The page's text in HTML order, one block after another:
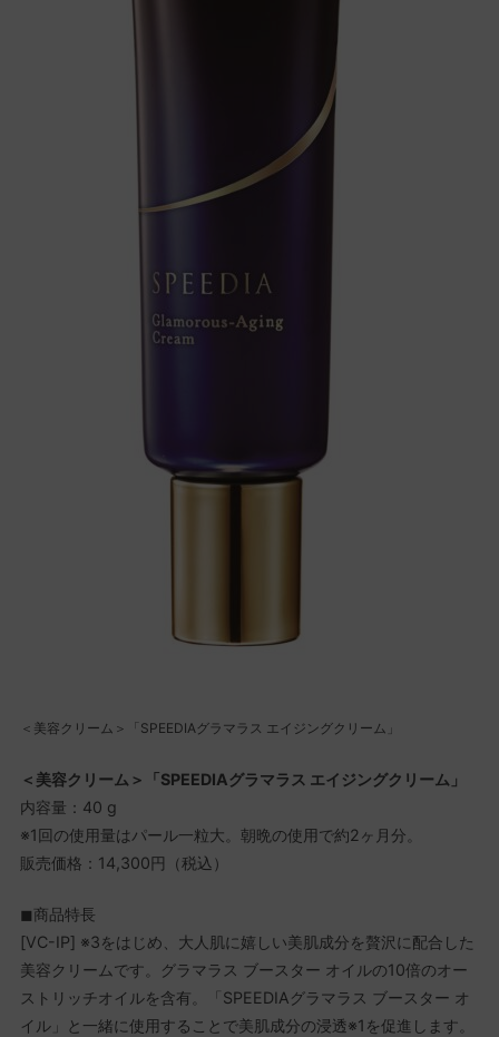
＜美容クリーム＞「SPEEDIAグラマラス エイジングクリーム」
＜美容クリーム＞「SPEEDIAグラマラス エイジングクリーム」
内容量：40 g
※1回の使用量はパール一粒大。朝晩の使用で約2ヶ月分。
販売価格：14,300円（税込）
◼商品特長
[VC-IP] ※3をはじめ、大人肌に嬉しい美肌成分を贅沢に配合した
美容クリームです。グラマラス ブースター オイルの10倍のオー
ストリッチオイルを含有。「SPEEDIAグラマラス ブースター オ
イル」と一緒に使用することで美肌成分の浸透※1を促進します。